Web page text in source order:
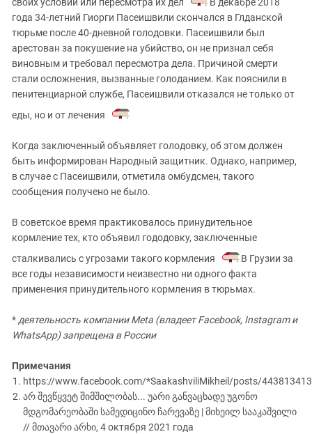
года 34-летний Гиорги Пасеишвили скончался в Глданской
тюрьме после 40-дневной голодовки. Пасеишвили был
арестован за покушение на убийство, он не признал себя
виновным и требовал пересмотра дела. Причиной смерти
стали осложнения, вызванные голоданием. Как пояснили в
пенитенциарной службе, Пасеишвили отказался не только от
еды, но и от лечения
.
Когда заключенный объявляет голодовку, об этом должен
быть информирован Народный защитник. Однако, например,
в случае с Пасеишвили, отметила омбудсмен, такого
сообщения получено не было.
В советское время практиковалось принудительное
кормление тех, кто объявил гододовку, заключенные
сталкивались с угрозами такого кормления
. В Грузии за
все годы независимости неизвестно ни одного факта
применения принудительного кормления в тюрьмах.
* деятельность компании Meta (владеет Facebook, Instagram и
WhatsApp) запрещена в России
Примечания
https://www.facebook.com/*SaakashviliMikheil/posts/
არ შევწყვეტ შიმშილობას... უარი განვაცხადე უგონო
მდგომარეობაში სამედიცინო ჩარევაზე | მიხეილ სააკაშვილი
// მთავარი არხი, 4 октября 2021 года